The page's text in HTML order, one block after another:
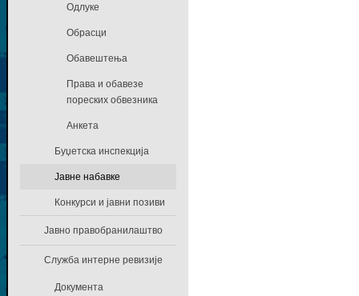
Одлуке
Обрасци
Обавештења
Права и обавезе
пореских обвезника
Анкета
Буџетска инспекција
Јавне набавке
Конкурси и јавни позиви
Јавно правобранилаштво
Служба интерне ревизије
Документа